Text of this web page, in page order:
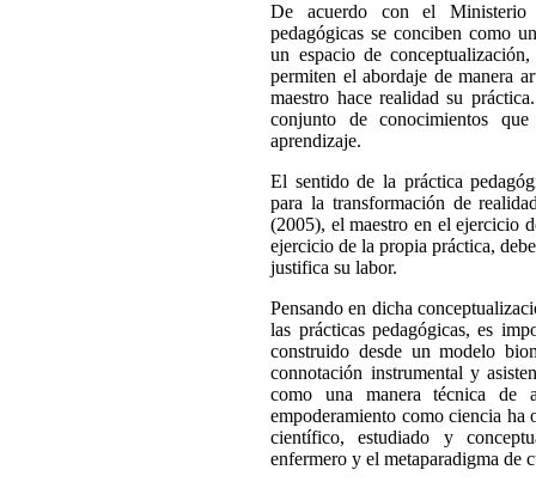
De acuerdo con el Ministerio
pedagógicas se conciben como
un espacio de
permiten el abordaje de manera
maestro hace realidad su
conjunto de conocimientos
aprendizaje.
El sentido de la práctica
para la transformación de
(2005), el maestro en el ejercicio
ejercicio de la propia práctica,
justifica su labor.
Pensando en dicha
las prácticas pedagógicas, es
construido desde un modelo
connotación instrumental y
como una manera técnica de
empoderamiento como ciencia ha
científico, estudiado y
enfermero y el metaparadigma de